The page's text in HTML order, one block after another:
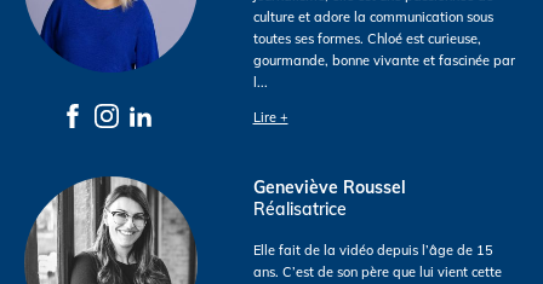
culture et adore la communication sous
toutes ses formes. Chloé est curieuse,
gourmande, bonne vivante et fascinée par
...
Lire +
Geneviève Roussel
Réalisatrice
Elle fait de la vidéo depuis l’âge de 15
ans. C’est de son père que lui vient cette